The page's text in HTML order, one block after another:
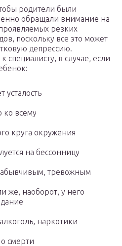
родители были
обращали внимание на
резких
поскольку все это может
депрессию.
специалисту, в случае, если
усталость
ко всему
круга окружения
на бессонницу
тревожным
же, наоборот, у него
наркотики
смерти